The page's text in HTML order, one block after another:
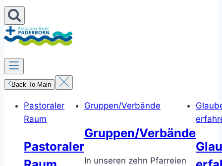
Back To Main
Pastoraler
Raum
Pastoraler
Gruppen/Verbände
Gruppen/Verbände
In unseren zehn Pfarreien